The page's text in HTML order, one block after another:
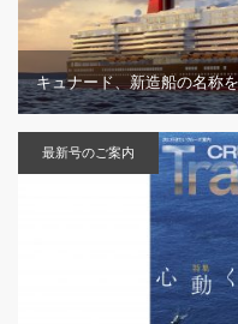
キュナード、新造船の名称
最新号のご案内